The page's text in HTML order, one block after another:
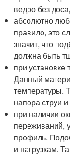
ведро без
абсолютно
правило, это
значит, что
должна быть
при установке
Данный
температуры.
напора струи
при наличии
переживаний,
профиль.
и нагрузкам.